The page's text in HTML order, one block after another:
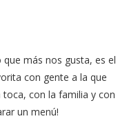
más nos gusta, es el
con gente a la que
toca, con la familia y con
un menú!